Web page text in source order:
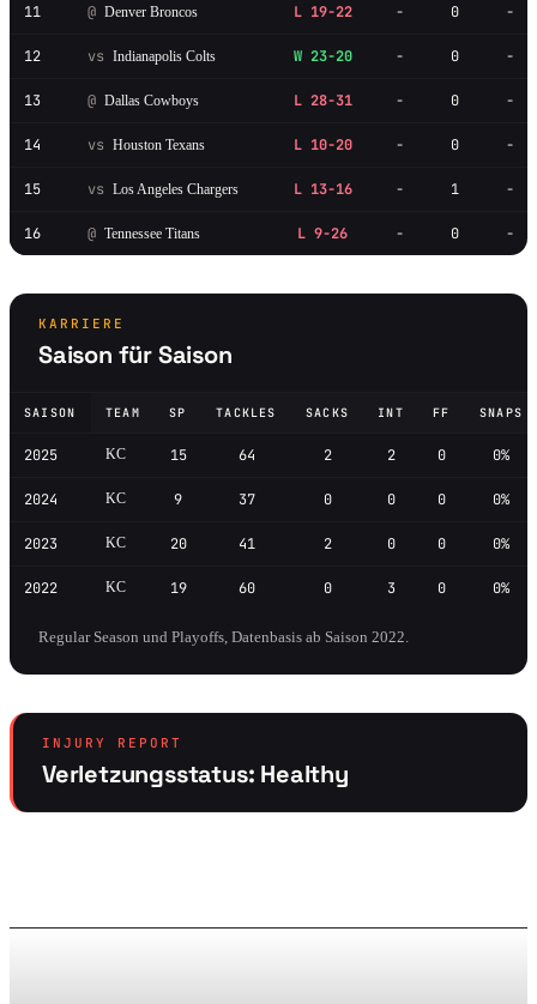
11 @ Denver Broncos L 19-22 - 0 -
12 vs Indianapolis Colts W 23-20 - 0 -
13 @ Dallas Cowboys L 28-31 - 0 -
14 vs Houston Texans L 10-20 - 0 -
15 vs Los Angeles Chargers L 13-16 - 1 -
16 @ Tennessee Titans L 9-26 - 0 -
KARRIERE
Saison für Saison
SAISON TEAM SP TACKLES SACKS INT FF SNAPS
2025 KC 15 64 2 2 0 0%
2024 KC 9 37 0 0 0 0%
2023 KC 20 41 2 0 0 0%
2022 KC 19 60 0 3 0 0%
Regular Season und Playoffs, Datenbasis ab Saison 2022.
INJURY REPORT
Verletzungsstatus: Healthy